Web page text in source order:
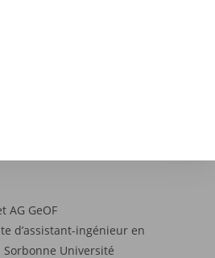
AG GeOF
d’assistant-ingénieur en
Université